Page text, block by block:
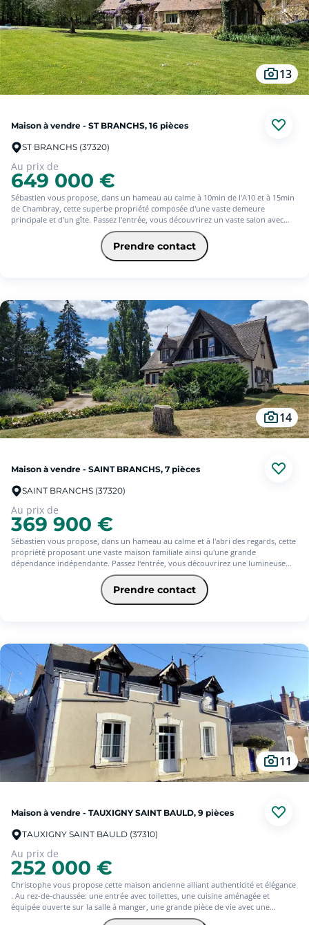
13
Maison à vendre - ST BRANCHS, 16 pièces
ST BRANCHS (37320)
Au prix de
649 000 €
Sébastien vous propose, dans un hameau au calme à 10min de l'A10 et à 15min
de Chambray, cette superbe propriété composée d'une vaste demeure
principale et d'un gîte. Passez l'entrée, vous découvrirez un vaste salon avec
cheminée, un lumineux séjour, une grande cuisine indépendante, ainsi que 6
chambres dont 2 de plain-pied. Son gîte indépendant vous permettra de
bénéficiez de 4 belles chambres supplémentaires, bénéficiant chacune d'un
accès indépendant. Afin de répondre à vos besoins familiaux ou locatifs, 8 des
d'une mare. Amateurs d'environnement privilégié, cette propriété est faite pour
vous...
Prendre contact
14
Maison à vendre - SAINT BRANCHS, 7 pièces
SAINT BRANCHS (37320)
Au prix de
369 900 €
Sébastien vous propose, dans un hameau au calme et à l'abri des regards, cette
propriété proposant une vaste maison familiale ainsi qu'une grande
dépendance indépendante. Passez l'entrée, vous découvrirez une lumineuse
pièce de vie de près de 40m² avec cheminée, une cuisine indépendante
aménagée et équipée, ainsi que 5 chambres dont 2 de plain-pied. Partiellement
sur sous-sol, cette maison vous offrira un véritable complément de stockage
ainsi que d'une partie cave. L'entrepôt, de plus de 100m² au sol, avec grenier
espaces....
Prendre contact
11
Maison à vendre - TAUXIGNY SAINT BAULD, 9 pièces
TAUXIGNY SAINT BAULD (37310)
Au prix de
252 000 €
Christophe vous propose cette maison ancienne alliant authenticité et élégance
. Au rez-de-chaussée: une entrée avec toilettes, une cuisine aménagée et
équipée ouverte sur la salle à manger, une grande pièce de vie avec une
cheminée équipée d'un poêle à bois. Buanderie et chaufferie.